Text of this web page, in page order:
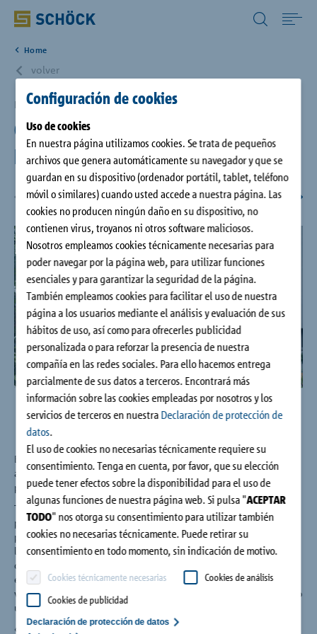
Configuración de cookies
Uso de cookies
En nuestra página utilizamos cookies. Se trata de pequeños
archivos que genera automáticamente su navegador y que se
guardan en su dispositivo (ordenador portátil, tablet, teléfono
móvil o similares) cuando usted accede a nuestra página. Las
cookies no producen ningún daño en su dispositivo, no
contienen virus, troyanos ni otros software maliciosos.
Nosotros empleamos cookies técnicamente necesarias para
poder navegar por la página web, para utilizar funciones
esenciales y para garantizar la seguridad de la página.
También empleamos cookies para facilitar el uso de nuestra
página a los usuarios mediante el análisis y evaluación de sus
hábitos de uso, así como para ofrecerles publicidad
personalizada o para reforzar la presencia de nuestra
compañía en las redes sociales. Para ello hacemos entrega
parcialmente de sus datos a terceros. Encontrará más
información sobre las cookies empleadas por nosotros y los
servicios de terceros en nuestra Declaración de protección de
datos.
El uso de cookies no necesarias técnicamente requiere su
consentimiento. Tenga en cuenta, por favor, que su elección
puede tener efectos sobre la disponibilidad para el uso de
algunas funciones de nuestra página web. Si pulsa "ACEPTAR
TODO" nos otorga su consentimiento para utilizar también
cookies no necesarias técnicamente. Puede retirar su
consentimiento en todo momento, sin indicación de motivo.
Cookies técnicamente necesarias
Cookies de análisis
Cookies de publicidad
Declaración de protección de datos
Productos
CAD/BIM
Descargas
Referencias
Empresa
Contacto
Spain (ES) Español
Home
volver
Berlin, DE
Casa pasiva de la calle
Linienstraße de Berlín
Bajo el mismo techo, la casa de la calle Linienstraße 23
alberga por un lado una galería de arte en el bajo y diáfanos
pisos en las plantas situadas por encima.
Todo el cerramiento tiene una única tonalidad: el enlucido,
puertas y ventanas, las persianas e incluso el número del
portal, el cuadro de los timbres y la escalera del jardín, todos
los elementos de fachada son de color gris piedra. Esto pone
de manifiesto el principio de la casa pasiva: el cerramiento
estanco del edificio. La fachada se aligera con grandes
ventanales, que sobresalen de la fachada del edificio, así como
un amplio balcón que da al jardín.
«El tipo de construcción esbelto, en voladizo libre del balcón